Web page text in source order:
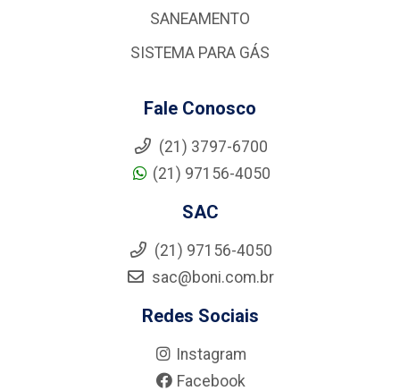
SANEAMENTO
SISTEMA PARA GÁS
Fale Conosco
(21) 3797-6700
(21) 97156-4050
SAC
(21) 97156-4050
sac@boni.com.br
Redes Sociais
Instagram
Facebook